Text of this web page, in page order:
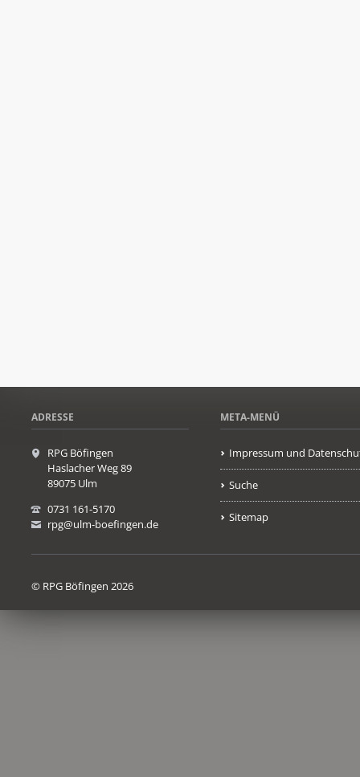
ADRESSE
RPG Böfingen
Haslacher Weg 89
89075 Ulm
0731 161-5170
rpg@ulm-boefingen.de
META-MENÜ
Impressum und
Suche
Sitemap
© RPG Böfingen 2026